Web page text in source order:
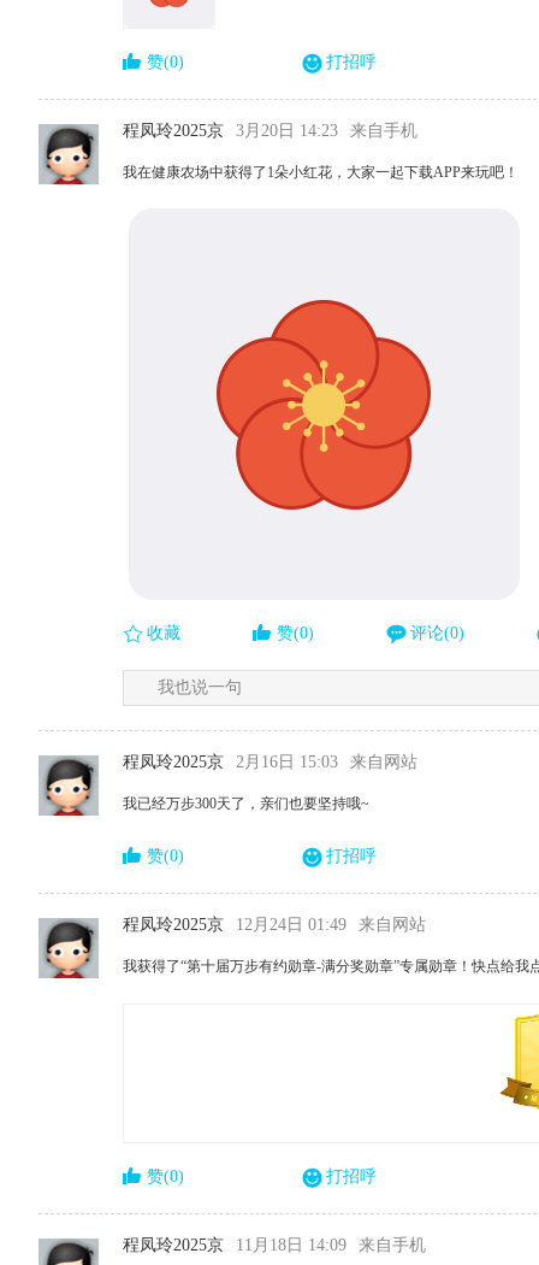
赞(0) 打招呼
程凤玲2025京 3月20日 14:23 来自手机
我在健康农场中获得了1朵小红花，大家一起下载APP来玩吧！
收藏 赞(0) 评论(0)
我也说一句
程凤玲2025京 2月16日 15:03 来自网站
我已经万步300天了，亲们也要坚持哦~
赞(0) 打招呼
程凤玲2025京 12月24日 01:49 来自网站
我获得了“第十届万步有约勋章-满分奖勋章”专属勋章！快点给我
赞(0) 打招呼
程凤玲2025京 11月18日 14:09 来自手机